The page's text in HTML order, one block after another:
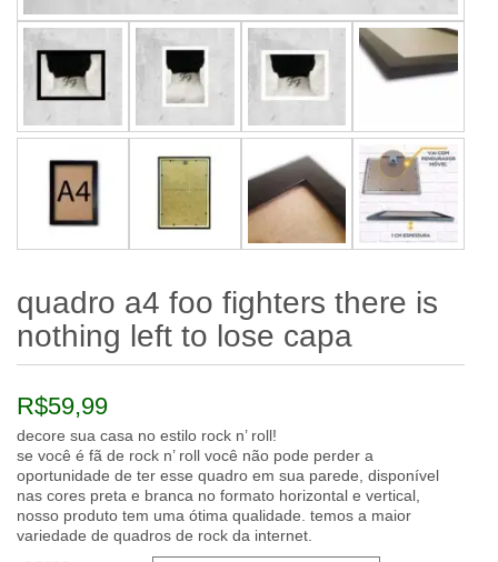
quadro a4 foo fighters there is
nothing left to lose capa
R$59,99
decore sua casa no estilo rock n’ roll!
se você é fã de rock n’ roll você não pode perder a
oportunidade de ter esse quadro em sua parede, disponível
nas cores preta e branca no formato horizontal e vertical,
nosso produto tem uma ótima qualidade. temos a maior
variedade de quadros de rock da internet.